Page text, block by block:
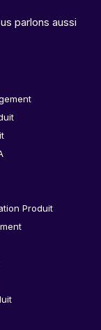
parlons aussi
Produit